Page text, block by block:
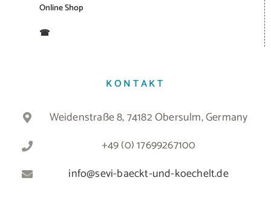
Online Shop
☎
KONTAKT
Weidenstraße 8, 74182 Obersulm, Germany
+49 (0) 17699267100
info@sevi-baeckt-und-koechelt.de